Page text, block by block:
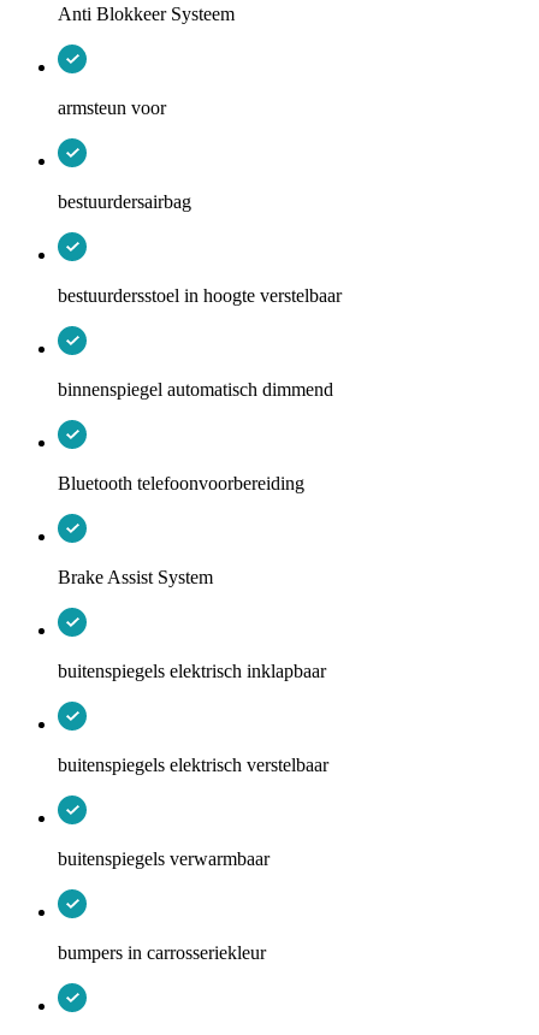
Anti Blokkeer Systeem
armsteun voor
bestuurdersairbag
bestuurdersstoel in hoogte verstelbaar
binnenspiegel automatisch dimmend
Bluetooth telefoonvoorbereiding
Brake Assist System
buitenspiegels elektrisch inklapbaar
buitenspiegels elektrisch verstelbaar
buitenspiegels verwarmbaar
bumpers in carrosseriekleur